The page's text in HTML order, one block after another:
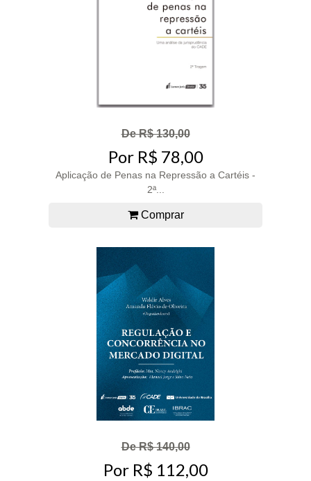
De R$ 130,00
Por R$ 78,00
Aplicação de Penas na Repressão a Cartéis -
2ª...
Comprar
De R$ 140,00
Por R$ 112,00